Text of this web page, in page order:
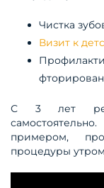
Чистка
Визит к
С 3 лет
примером,
процедуры